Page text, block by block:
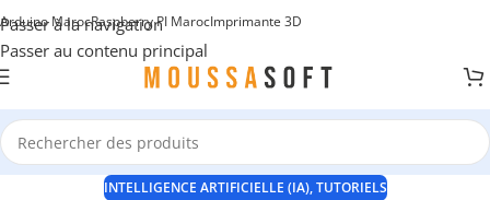
Passer à la navigation
Passer au contenu principal
Arduino MarocRaspberry PI MarocImprimante 3D
INTELLIGENCE ARTIFICIELLE (IA),TUTORIELS